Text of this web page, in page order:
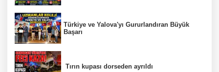
Türkiye ve Yalova'yı Gururlandıran Büyük
Başarı
Tırın kupası dorseden ayrıldı